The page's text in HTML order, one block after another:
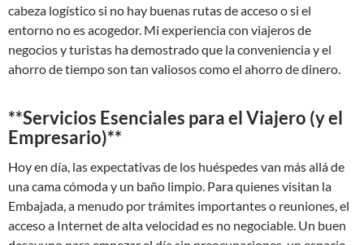
cabeza logístico si no hay buenas rutas de acceso o si el
entorno no es acogedor. Mi experiencia con viajeros de
negocios y turistas ha demostrado que la conveniencia y el
ahorro de tiempo son tan valiosos como el ahorro de dinero.
**Servicios Esenciales para el Viajero (y el
Empresario)**
Hoy en día, las expectativas de los huéspedes van más allá de
una cama cómoda y un baño limpio. Para quienes visitan la
Embajada, a menudo por trámites importantes o reuniones, el
acceso a Internet de alta velocidad es no negociable. Un buen